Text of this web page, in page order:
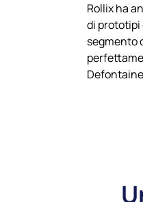
Rollix ha
di prototipi
segmento